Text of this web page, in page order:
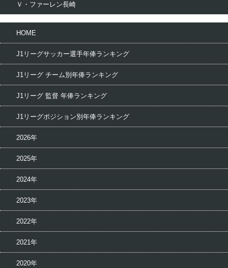
Ｖ・ファーレン長崎
HOME
J1リーグサッカー選手年俸ランキング
J1リーグ チーム別年俸ランキング
J1リーグ 監督 年俸ランキング
J1リーグポジション別年俸ランキング
2026年
2025年
2024年
2023年
2022年
2021年
2020年